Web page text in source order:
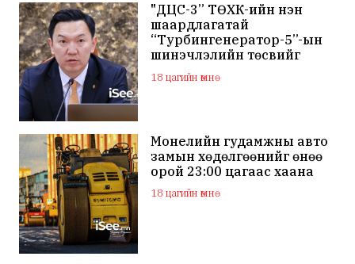
"ДЦС-3” ТӨХК-ийн нэн
шаардлагатай
“Турбингенератор-5”-ын
шинэчлэлийн төсвийг
шийдвэрлэхээр болов
18 цагийн өмнө
Монелийн гудамжны авто
замын хөдөлгөөнийг өнөө
орой 23:00 цагаас хаана
18 цагийн өмнө